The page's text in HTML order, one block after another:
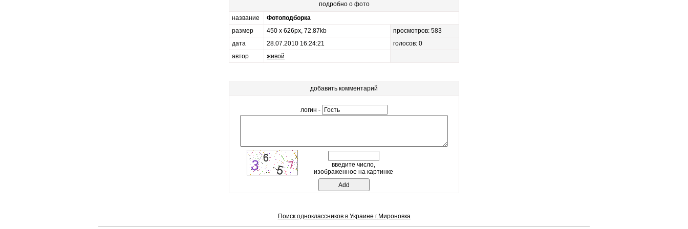
подробно о фото
название
Фотоподборка
размер
450 x 626px, 72.87kb
просмотров: 583
дата
28.07.2010 16:24:21
голосов: 0
автор
живой
добавить комментарий
логин -
введите число,
изображенное на картинке
Поиск одноклассников в Украине г.Мироновка